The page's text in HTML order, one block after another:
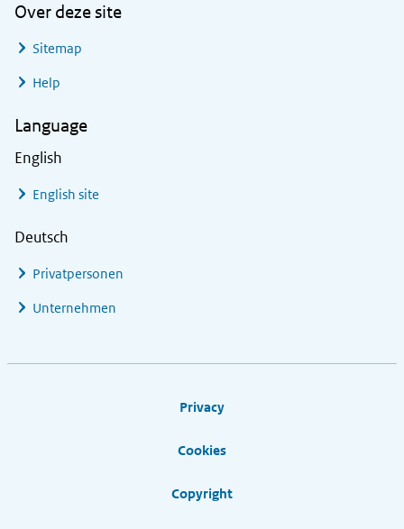
Over deze site
Sitemap
Help
Language
English
English site
Deutsch
Privatpersonen
Unternehmen
Privacy
Cookies
Copyright